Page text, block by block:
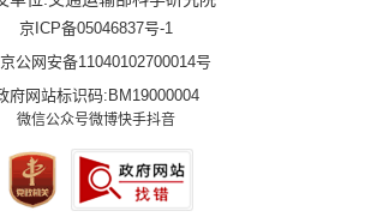
京ICP备05046837号-1
京公网安备11040102700014号
府网站标识码:BM19000004
微信公众号微博快手抖音